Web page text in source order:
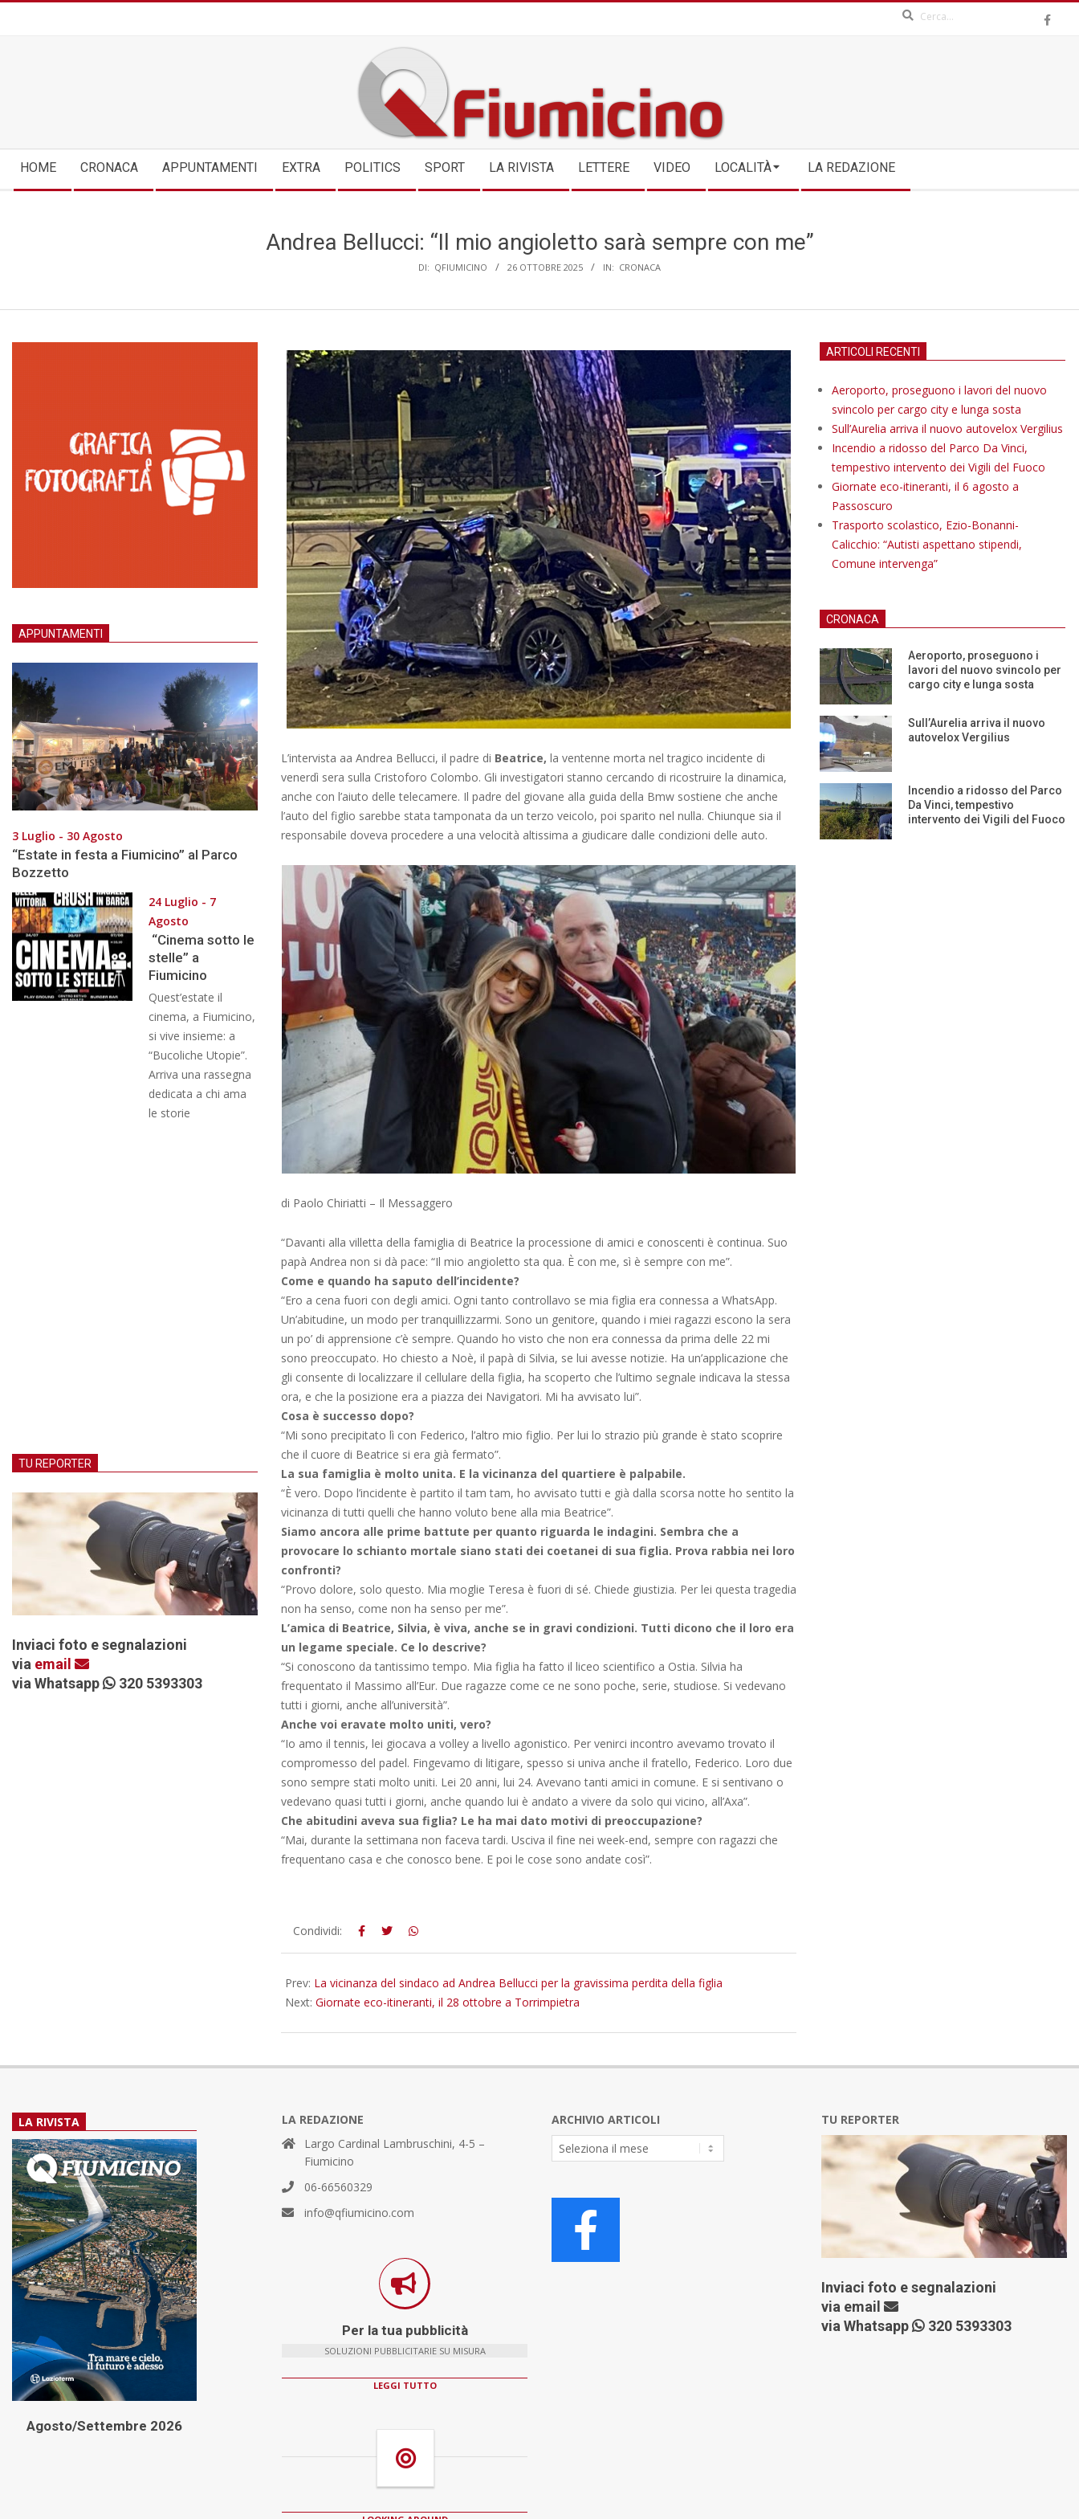
QFIUMICINO.COM
Navigation
Menu
HOME CRONACA APPUNTAMENTI EXTRA POLITICS SPORT LA RIVISTA LETTERE VIDEO LOCALITÀ LA REDAZIONE
Andrea Bellucci: “Il mio angioletto sarà sempre con me”
DI: QFIUMICINO 26 OTTOBRE 2025 IN: CRONACA
L’intervista aa Andrea Bellucci, il padre di Beatrice, la ventenne morta nel tragico incidente di
venerdì sera sulla Cristoforo Colombo. Gli investigatori stanno cercando di ricostruire la dinamica,
anche con l’aiuto delle telecamere. Il padre del giovane alla guida della Bmw sostiene che anche
l’auto del figlio sarebbe stata tamponata da un terzo veicolo, poi sparito nel nulla. Chiunque sia il
responsabile doveva procedere a una velocità altissima a giudicare dalle condizioni delle auto.
di Paolo Chiriatti – Il Messaggero
“Davanti alla villetta della famiglia di Beatrice la processione di amici e conoscenti è continua. Suo
papà Andrea non si dà pace: “Il mio angioletto sta qua. È con me, sì è sempre con me”.
Come e quando ha saputo dell’incidente?
“Ero a cena fuori con degli amici. Ogni tanto controllavo se mia figlia era connessa a WhatsApp.
Un’abitudine, un modo per tranquillizzarmi. Sono un genitore, quando i miei ragazzi escono la sera
un po’ di apprensione c’è sempre. Quando ho visto che non era connessa da prima delle 22 mi
sono preoccupato. Ho chiesto a Noè, il papà di Silvia, se lui avesse notizie. Ha un’applicazione che
gli consente di localizzare il cellulare della figlia, ha scoperto che l’ultimo segnale indicava la stessa
ora, e che la posizione era a piazza dei Navigatori. Mi ha avvisato lui”.
Cosa è successo dopo?
“Mi sono precipitato lì con Federico, l’altro mio figlio. Per lui lo strazio più grande è stato scoprire
che il cuore di Beatrice si era già fermato”.
La sua famiglia è molto unita. E la vicinanza del quartiere è palpabile.
“È vero. Dopo l’incidente è partito il tam tam, ho avvisato tutti e già dalla scorsa notte ho sentito la
vicinanza di tutti quelli che hanno voluto bene alla mia Beatrice”.
Siamo ancora alle prime battute per quanto riguarda le indagini. Sembra che a
provocare lo schianto mortale siano stati dei coetanei di sua figlia. Prova rabbia nei loro
confronti?
“Provo dolore, solo questo. Mia moglie Teresa è fuori di sé. Chiede giustizia. Per lei questa tragedia
non ha senso, come non ha senso per me”.
L’amica di Beatrice, Silvia, è viva, anche se in gravi condizioni. Tutti dicono che il loro era
un legame speciale. Ce lo descrive?
“Si conoscono da tantissimo tempo. Mia figlia ha fatto il liceo scientifico a Ostia. Silvia ha
frequentato il Massimo all’Eur. Due ragazze come ce ne sono poche, serie, studiose. Si vedevano
tutti i giorni, anche all’università”.
Anche voi eravate molto uniti, vero?
“Io amo il tennis, lei giocava a volley a livello agonistico. Per venirci incontro avevamo trovato il
compromesso del padel. Fingevamo di litigare, spesso si univa anche il fratello, Federico. Loro due
sono sempre stati molto uniti. Lei 20 anni, lui 24. Avevano tanti amici in comune. E si sentivano o
vedevano quasi tutti i giorni, anche quando lui è andato a vivere da solo qui vicino, all’Axa”.
Che abitudini aveva sua figlia? Le ha mai dato motivi di preoccupazione?
“Mai, durante la settimana non faceva tardi. Usciva il fine nei week-end, sempre con ragazzi che
frequentano casa e che conosco bene. E poi le cose sono andate così”.
2025-
10-
Condividi:
Prev: La vicinanza del sindaco ad Andrea Bellucci per la gravissima perdita della figlia
Next: Giornate eco-itineranti, il 28 ottobre a Torrimpietra
APPUNTAMENTI
3 Luglio - 30 Agosto
“Estate in festa a Fiumicino” al Parco
Bozzetto
24 Luglio - 7
Agosto
“Cinema sotto le
stelle” a
Fiumicino
Quest’estate il
cinema, a Fiumicino,
si vive insieme: a
“Bucoliche Utopie”.
Arriva una rassegna
dedicata a chi ama
le storie
TU REPORTER
Inviaci foto e segnalazioni
via email
via Whatsapp
320 5393303
ARTICOLI RECENTI
Aeroporto, proseguono i lavori del nuovo
svincolo per cargo city e lunga sosta
Sull’Aurelia arriva il nuovo autovelox Vergilius
Incendio a ridosso del Parco Da Vinci,
tempestivo intervento dei Vigili del Fuoco
Giornate eco-itineranti, il 6 agosto a
Passoscuro
Trasporto scolastico, Ezio-Bonanni-
Calicchio: “Autisti aspettano stipendi,
Comune intervenga”
CRONACA
Aeroporto, proseguono i
lavori del nuovo svincolo per
cargo city e lunga sosta
Sull’Aurelia arriva il nuovo
autovelox Vergilius
Incendio a ridosso del Parco
Da Vinci, tempestivo
intervento dei Vigili del Fuoco
LA RIVISTA
Agosto/Settembre 2026
LA REDAZIONE
Largo Cardinal Lambruschini, 4-5 –
Fiumicino
06-66560329
info@qfiumicino.com
Per la tua pubblicità
SOLUZIONI PUBBLICITARIE SU MISURA
LEGGI TUTTO
ARCHIVIO ARTICOLI
Archivio
Articoli
TU REPORTER
Inviaci foto e segnalazioni
via email
via Whatsapp
320 5393303